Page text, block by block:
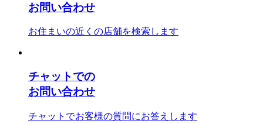
お問い合わせ
お住まいの近くの店舗を検索します
チャットでの
お問い合わせ
チャットでお客様の質問にお答えします